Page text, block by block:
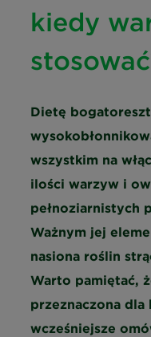
kiedy
Dietę
wszystkim na
ilości warzyw i
pełnoziarnistych
Ważnym jej
nasiona roślin
Warto pamiętać,
przeznaczona dla
wcześniejsze